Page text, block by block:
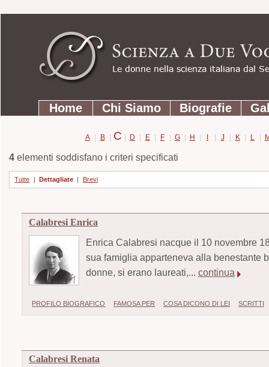
contenuti.
Strumenti
personali
SezioniHome Chi Siamo Biografie
A | B | C | D | E | F | G | H | I | J | K | L |
4elementi soddisfano i criteri specificati
Tutte | Dettagliate | Brevi
Calabresi Enrica
Enrica Calabresi nacque il 10 novembre
sua famiglia apparteneva alla benestante
donne, si erano laureati,... continua
PROFILO BIOGRAFICO FAMOSA PER COSA DICONO DI LEI SCRITTI
Calabresi Renata